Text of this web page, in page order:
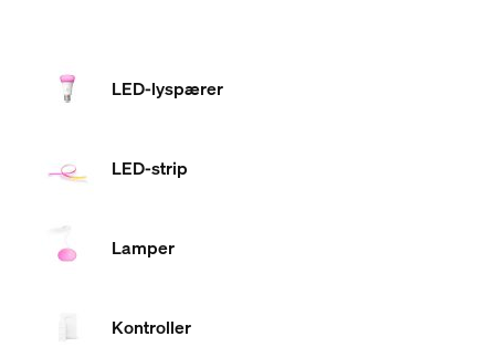
LED-lyspærer
LED-strip
Lamper
Kontroller